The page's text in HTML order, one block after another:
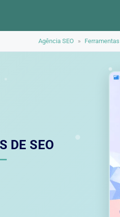
Agência SEO » Ferramentas
DE SEO